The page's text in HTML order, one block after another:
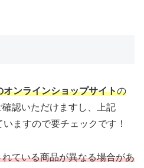
ンラインショップサイトの
確認いただけますし、上記
ますので要チェックです！
ている商品が異なる場合があ